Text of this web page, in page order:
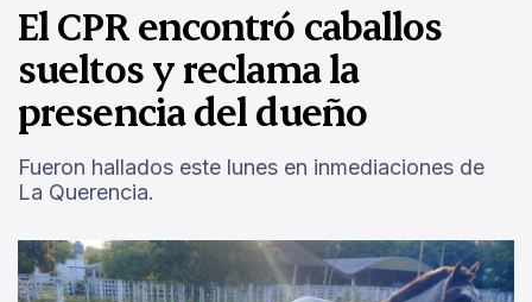
El CPR encontró caballos
sueltos y reclama la
presencia del dueño
Fueron hallados este lunes en inmediaciones de
La Querencia.